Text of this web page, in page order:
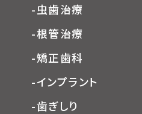
-虫歯治療
-根管治療
-矯正歯科
-インプラント
-歯ぎしり